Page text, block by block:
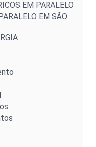
EM PARALELO
EM SÃO